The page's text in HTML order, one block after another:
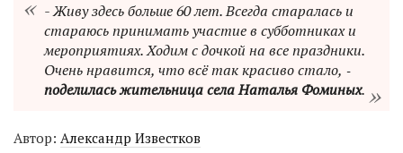
- Живу здесь больше 60 лет. Всегда старалась и
стараюсь принимать участие в субботниках и
мероприятиях. Ходим с дочкой на все праздники.
Очень нравится, что всё так красиво стало, ‑
поделилась жительница села Наталья Фоминых.
Автор: Александр Известков